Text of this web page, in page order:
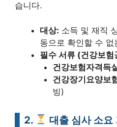
습니다.
대상: 소득 및 재직
동으로 확인할 수 없
필수 서류 (건강보험
건강보험자격득
건강장기요양보
빙)
2. 대출 심사 소요